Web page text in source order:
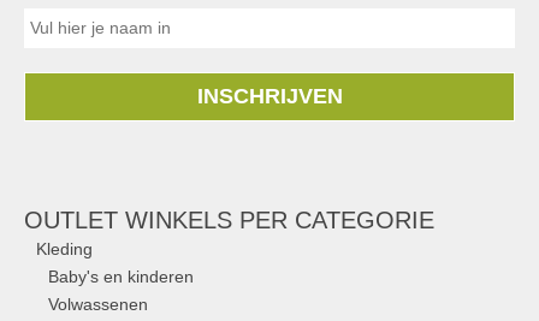
INSCHRIJVEN
OUTLET WINKELS PER CATEGORIE
Kleding
Baby's en kinderen
Volwassenen